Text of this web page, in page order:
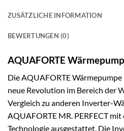
ZUSÄTZLICHE INFORMATION
BEWERTUNGEN (0)
AQUAFORTE
Die AQUAFORTE Wärmepumpe
neue Revolution im Bereich der
Vergleich zu anderen Inverter-
AQUAFORTE MR. PERFECT
Technologie ausgestattet. Die